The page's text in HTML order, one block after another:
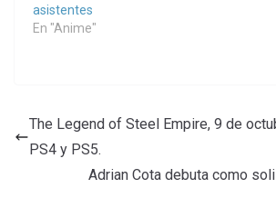
asistentes
En "Anime"
The Legend of Steel Empire, 9 de
PS4 y PS5.
Adrian Cota debuta como